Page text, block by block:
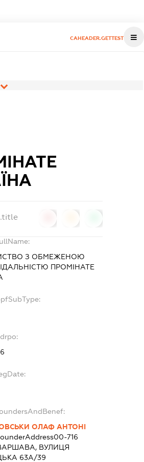
CAHEADER.GETTEST
З ОБМЕЖЕНОЮ
ПРОМІНАТЕ
ОЛАФ АНТОНІ
00-716
ВУЛИЦЯ
63А/39